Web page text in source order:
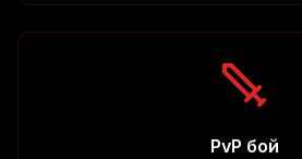
PvP бой